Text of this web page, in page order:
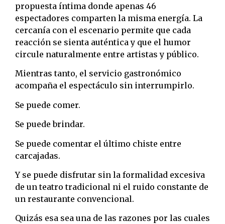
propuesta íntima donde apenas 46
espectadores comparten la misma energía. La
cercanía con el escenario permite que cada
reacción se sienta auténtica y que el humor
circule naturalmente entre artistas y público.
Mientras tanto, el servicio gastronómico
acompaña el espectáculo sin interrumpirlo.
Se puede comer.
Se puede brindar.
Se puede comentar el último chiste entre
carcajadas.
Y se puede disfrutar sin la formalidad excesiva
de un teatro tradicional ni el ruido constante de
un restaurante convencional.
Quizás esa sea una de las razones por las cuales